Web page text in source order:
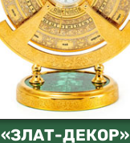
«ЗЛАТ-ДЕКОР»